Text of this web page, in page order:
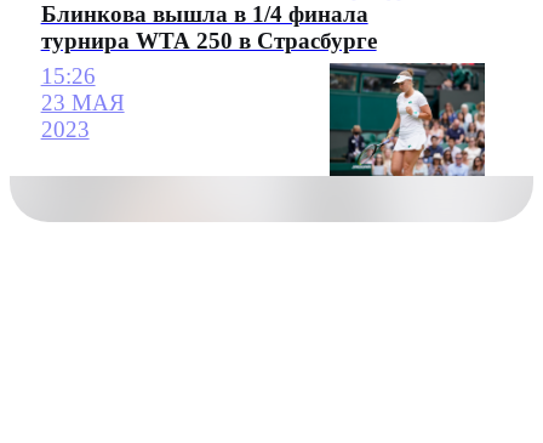
Блинкова вышла в 1/4 финала
турнира WTA 250 в Страсбурге
15:26
23 МАЯ
2023